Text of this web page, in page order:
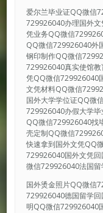
爱尔兰毕业证QQ微信
729926040办理国外
凭业务QQ微信
QQ微信729926040外
钢印制作QQ微信
729926040真实使馆
凭QQ微信729926040
文凭材料QQ微信
国外大学学位证QQ微
729926040办假大学
QQ微信729926040找
壳定制QQ微信
快速拿到国外文凭QQ
729926040国外文凭
微信729926040法国
国外烫金照片QQ微信
729926040德国留学
明QQ微信729926040